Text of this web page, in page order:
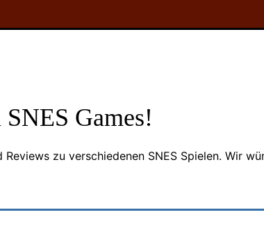
Games!
zu verschiedenen SNES Spielen. Wir